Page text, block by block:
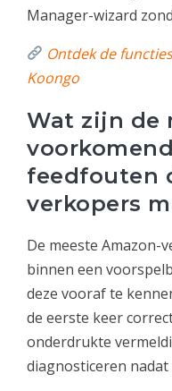
Manager-wizard
Ontdek de
Koongo
Wat zijn de
feedfouten
verkopers
De meeste Amazon-
binnen een
deze vooraf te
de eerste keer
onderdrukte
diagnosticeren